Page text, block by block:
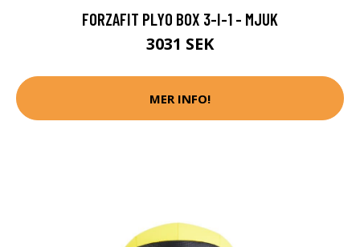
FORZAFIT PLYO BOX 3-I-1 - MJUK
3031 SEK
MER INFO!